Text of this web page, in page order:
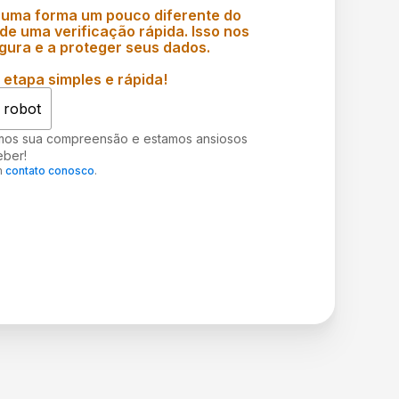
forma um pouco diferente do
uma verificação rápida. Isso nos
e a proteger seus dados.
simples e rápida!
robot
sua compreensão e estamos ansiosos
contato conosco.